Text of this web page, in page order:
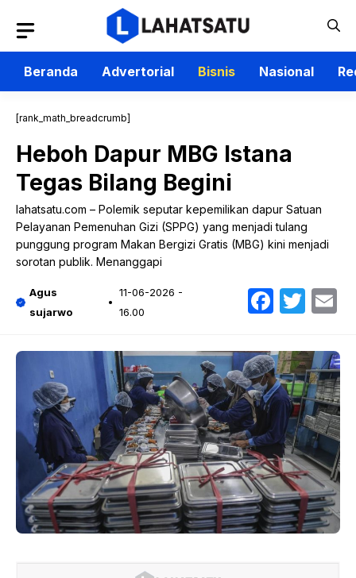
isi
Beranda
Advertorial Bisnis Nasional
[rank_math_breadcrumb]
Heboh Dapur MBG Istana
Tegas Bilang Begini
lahatsatu.com – Polemik seputar kepemilikan dapur Satuan
Pelayanan Pemenuhan Gizi (SPPG) yang menjadi tulang
punggung program Makan Bergizi Gratis (MBG) kini menjadi
sorotan publik. Menanggapi
Agus
sujarwo
11-06-2026 -
16.00